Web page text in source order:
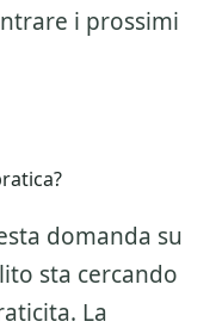
i prossimi
domanda su
sta cercando
La